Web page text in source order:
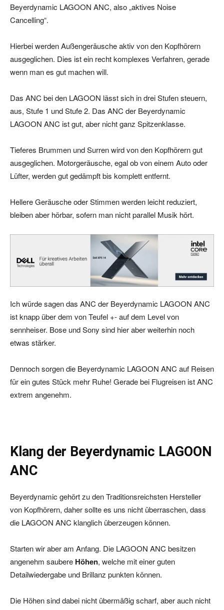
Beyerdynamic LAGOON ANC, also „aktives Noise
Cancelling“.
Hierbei werden Außengeräusche aktiv von den Kopfhörern
ausgeglichen. Dies ist ein recht komplexes Verfahren, gerade
wenn man es gut machen will.
Das ANC bei den LAGOON lässt sich in drei Stufen steuern,
aus, Stufe 1 und Stufe 2. Das ANC der Beyerdynamic
LAGOON ANC ist gut, aber nicht ganz Spitzenklasse.
Tieferes Brummen und Surren wird von den Kopfhörern gut
ausgeglichen. Motorgeräusche, egal ob von einem Auto oder
Lüfter, werden gut gedämpft bis komplett entfernt.
Hellere Geräusche oder Stimmen werden leicht reduziert,
bleiben aber hörbar, sofern man nicht parallel Musik hört.
Ich würde sagen das ANC der Beyerdynamic LAGOON ANC
ist knapp über dem von Teufel +- auf dem Level von
sennheiser. Bose und Sony sind hier aber weiterhin noch
etwas stärker.
Dennoch sorgen die Beyerdynamic LAGOON ANC auf Reisen
für ein gutes Stück mehr Ruhe! Gerade bei Flugreisen ist ANC
extrem angenehm.
Klang der Beyerdynamic LAGOON
ANC
Beyerdynamic gehört zu den Traditionsreichsten Hersteller
von Kopfhörern, daher sollte es uns nicht überraschen, dass
die LAGOON ANC klanglich überzeugen können.
Starten wir aber am Anfang. Die LAGOON ANC besitzen
angenehm saubere Höhen, welche mit einer guten
Detailwiedergabe und Brillanz punkten können.
Die Höhen sind dabei nicht übermäßig scharf, aber auch nicht